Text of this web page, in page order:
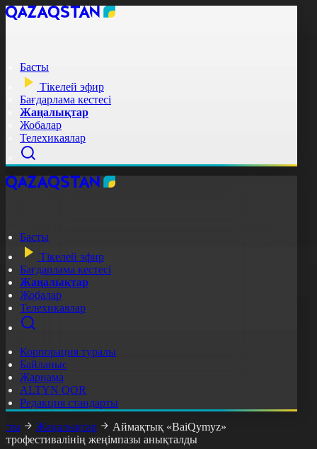
Басты
Тікелей эфир
Бағдарлама кестесі
Жаңалықтар
Жобалар
Телехикаялар
Басты
Тікелей эфир
Бағдарлама кестесі
Жаңалықтар
Жобалар
Телехикаялар
Корпорация туралы
Байланыс
Жарнама
ALTYN QOR
Редакция стандарты
Жаңалықтар
Аймақтық «BaiQymyz»
жеңімпазы анықталды